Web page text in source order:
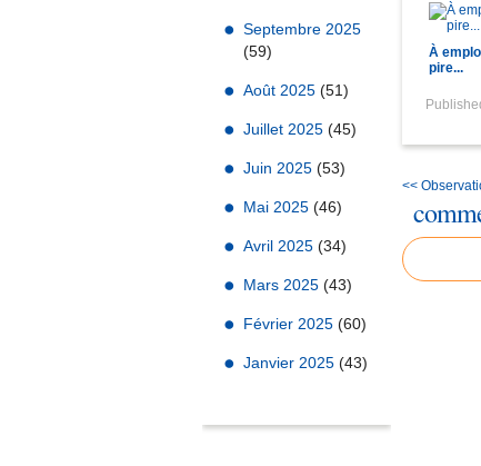
Septembre 2025
(59)
Août 2025 (51)
Juillet 2025 (45)
Juin 2025 (53)
Mai 2025 (46)
Avril 2025 (34)
Mars 2025 (43)
Février 2025 (60)
Janvier 2025 (43)
À
pire...
<<